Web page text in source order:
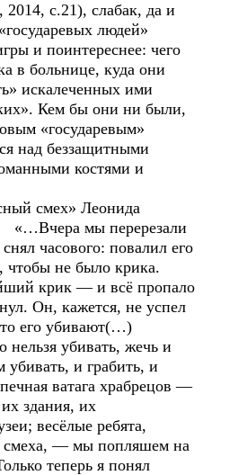
с.21), слабак, да и
людей»
и поинтереснее: чего
в больнице, куда они
искалеченных ими
Кем бы они ни были,
«государевым»
над беззащитными
костями и
смех» Леонида
мы перерезали
часового: повалил его
чтобы не было крика.
крик — и всё пропало
Он, кажется, не успел
что его убивают(…)
нельзя убивать, жечь и
убивать, и грабить, и
ватага храбрецов —
здания, их
весёлые ребята,
смеха, — мы попляшем на
теперь я понял